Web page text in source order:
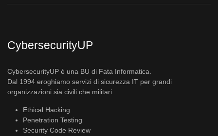
CybersecurityUP
CybersecurityUP è una BU di Fata Informatica.
Dal 1994 eroghiamo servizi di sicurezza IT per grandi
organizzazioni sia civili che militari.
Ethical Hacking
Penetration Testing
Security Code Review